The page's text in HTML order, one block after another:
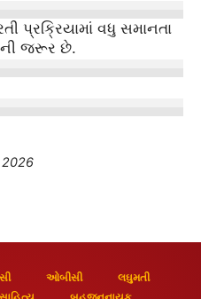
પ્રક્રિયામાં વધુ સમાનતા
જરૂર છે.
2026
ઓબીસી
લઘુમતી